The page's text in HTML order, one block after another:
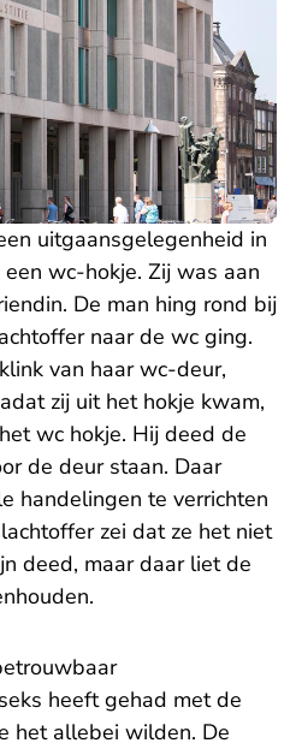
uitgaansgelegenheid in
wc-hokje. Zij was aan
De man hing rond bij
naar de wc ging.
van haar wc-deur,
zij uit het hokje kwam,
wc hokje. Hij deed de
de deur staan. Daar
handelingen te verrichten
zei dat ze het niet
deed, maar daar liet de
heeft gehad met de
het allebei wilden. De